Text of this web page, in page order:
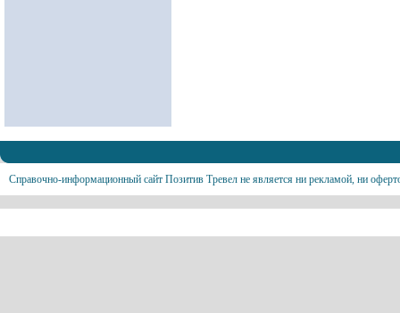
Справочно-информационный сайт Позитив Тревел не является ни рекламой, ни